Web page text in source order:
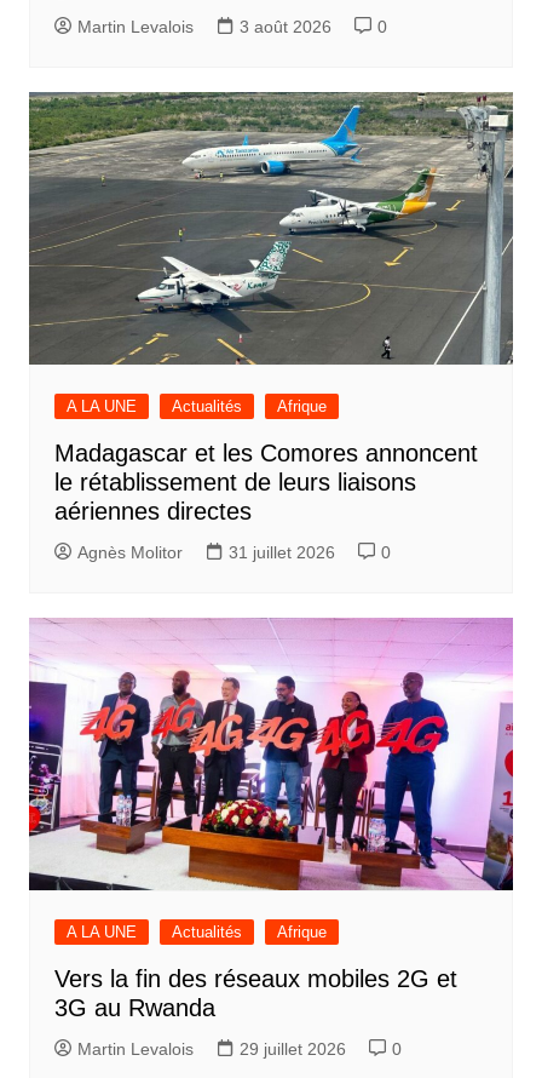
Martin Levalois 3 août 2026 0
A LA UNE Actualités Afrique
Madagascar et les Comores annoncent
le rétablissement de leurs liaisons
aériennes directes
Agnès Molitor 31 juillet 2026 0
A LA UNE Actualités Afrique
Vers la fin des réseaux mobiles 2G et
3G au Rwanda
Martin Levalois 29 juillet 2026 0